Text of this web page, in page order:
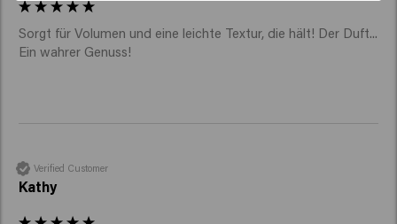
Sorgt für Volumen und eine leichte Textur, die hält! Der Duft...
Ein wahrer Genuss!
Verified Customer
Kathy